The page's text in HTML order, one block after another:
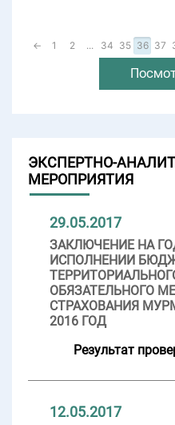
← 1 2 ... 34 35 36 37
ЭКСПЕРТНО-
МЕРОПРИЯТИЯ
29.05.2017
ЗАКЛЮЧЕНИЕ НА
ИСПОЛНЕНИИ
ОБЯЗАТЕЛЬНОГО
СТРАХОВАНИЯ
2016 ГОД
Результат
12.05.2017